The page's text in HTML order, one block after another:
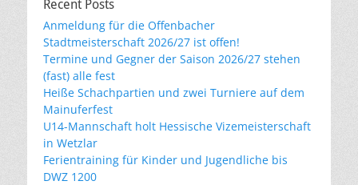
Recent Posts
Anmeldung für die Offenbacher
Stadtmeisterschaft 2026/27 ist offen!
Termine und Gegner der Saison 2026/27 stehen
(fast) alle fest
Heiße Schachpartien und zwei Turniere auf dem
Mainuferfest
U14-Mannschaft holt Hessische Vizemeisterschaft
in Wetzlar
Ferientraining für Kinder und Jugendliche bis
DWZ 1200